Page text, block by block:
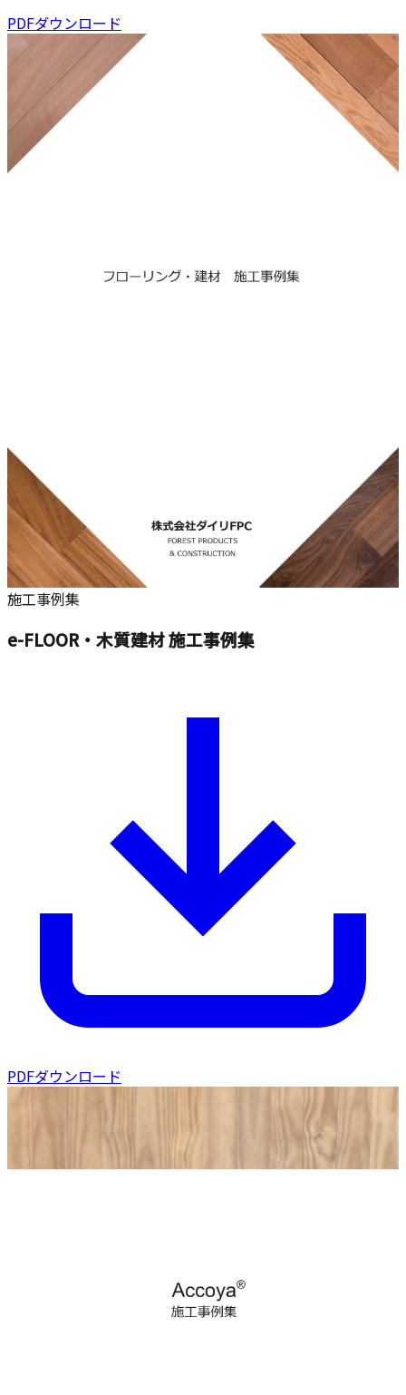
PDFダウンロード
施工事例集
e-FLOOR・木質建材 施工事例集
PDFダウンロード